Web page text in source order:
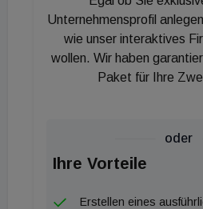
Unternehmensprofil
wie unser interaktives
wollen. Wir haben
Paket für Ihre
oder
Ihre Vorteile
Erstellen eines